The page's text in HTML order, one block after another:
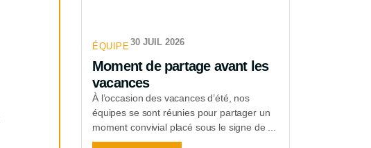
ÉQUIPE30 JUIL 2026
Moment de partage avant les
vacances
À l’occasion des vacances d’été, nos
équipes se sont réunies pour partager un
moment convivial placé sous le signe de ...